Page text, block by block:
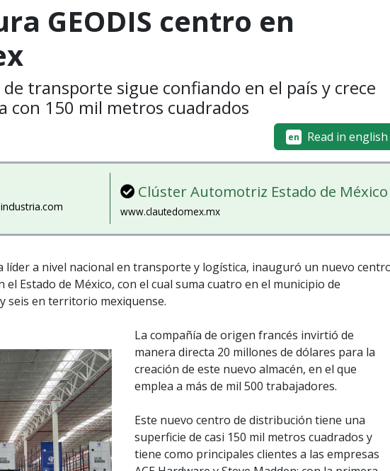
GEODIS centro en
de transporte sigue confiando en el país y crece
con 150 mil metros cuadrados
en Read in english
Clúster Automotriz Estado de México
www.clautedomex.mx
líder a nivel nacional en transporte y logística, inauguró un nuevo
el Estado de México, con el cual suma cuatro en el municipio de
seis en territorio mexiquense.
La compañía de origen francés invirtió de
manera directa 20 millones de dólares para la
creación de este nuevo almacén, en el que
emplea a más de mil 500 trabajadores.
Este nuevo centro de distribución tiene una
superficie de casi 150 mil metros cuadrados y
tiene como principales clientes a las empresas